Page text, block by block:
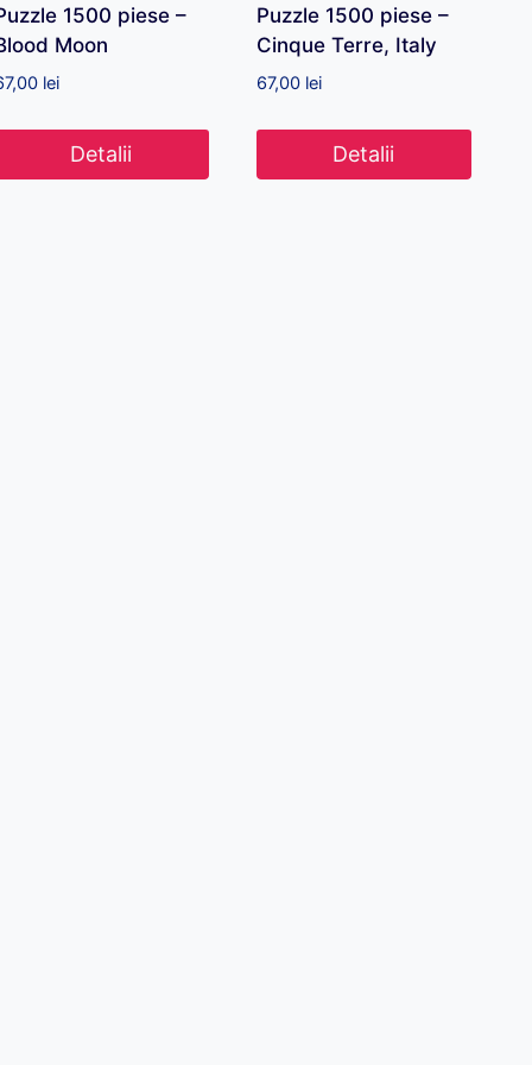
1500 piese –
Moon
lei
Detalii
Puzzle 1500 piese –
Cinque Terre, Italy
67,00 lei
Detalii